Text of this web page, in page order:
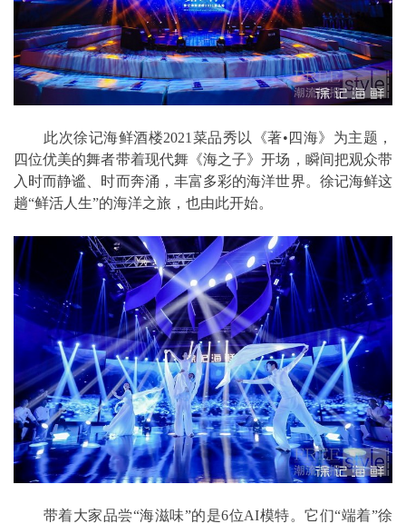
此次徐记海鲜酒楼2021菜品秀以《著•四海》为主题，
四位优美的舞者带着现代舞《海之子》开场，瞬间把观众带
入时而静谧、时而奔涌，丰富多彩的海洋世界。徐记海鲜这
趟“鲜活人生”的海洋之旅，也由此开始。
带着大家品尝“海滋味”的是6位AI模特。它们“端着”徐